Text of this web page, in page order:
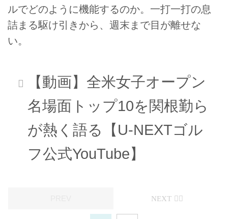
ルでどのように機能するのか。一打一打の息
詰まる駆け引きから、週末まで目が離せな
い。
【動画】全米女子オープン
名場面トップ10を関根勤ら
が熱く語る【U-NEXTゴル
フ公式YouTube】